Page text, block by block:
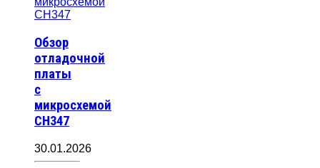
Обзор
отладочной
платы
с
микросхемой
CH347
30.01.2026